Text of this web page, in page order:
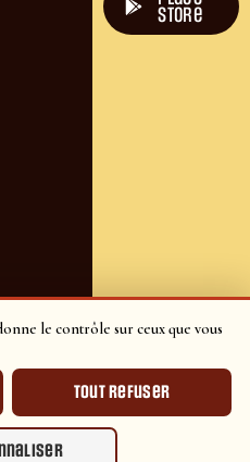
le contrôle sur ceux que vous
Tout refuser
store